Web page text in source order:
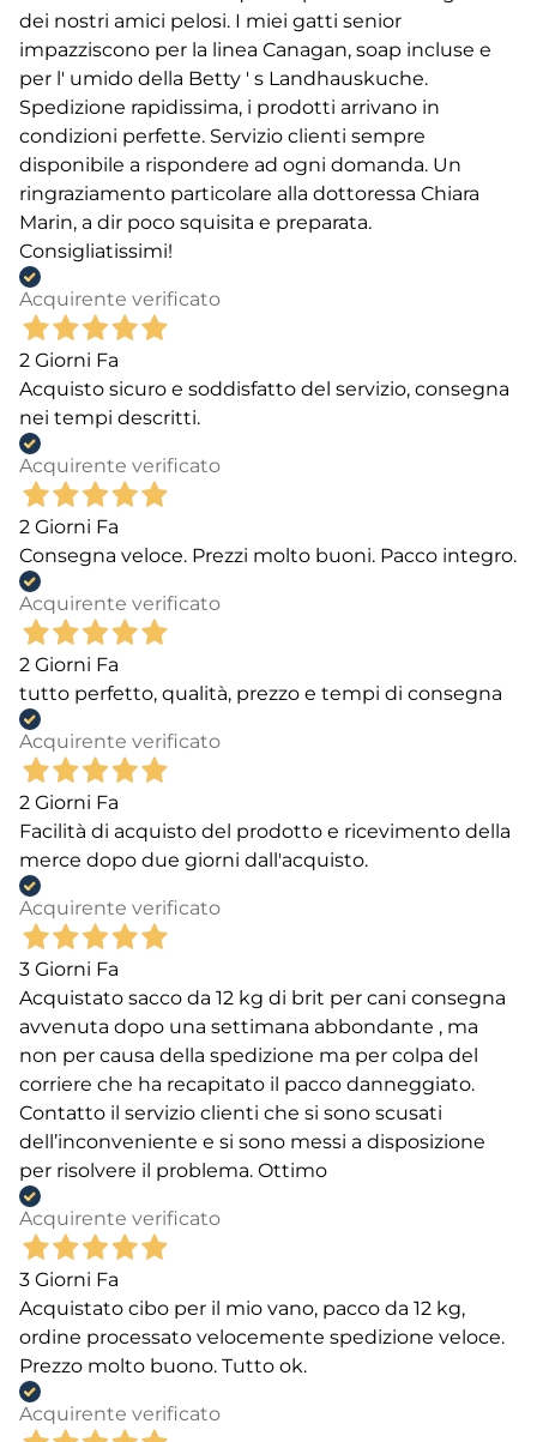
dei nostri amici pelosi. I miei gatti senior
impazziscono per la linea Canagan, soap incluse e
per l' umido della Betty ' s Landhauskuche.
Spedizione rapidissima, i prodotti arrivano in
condizioni perfette. Servizio clienti sempre
disponibile a rispondere ad ogni domanda. Un
ringraziamento particolare alla dottoressa Chiara
Marin, a dir poco squisita e preparata.
Consigliatissimi!
Acquirente verificato
2 Giorni Fa
Acquisto sicuro e soddisfatto del servizio, consegna
nei tempi descritti.
Acquirente verificato
2 Giorni Fa
Consegna veloce. Prezzi molto buoni. Pacco integro.
Acquirente verificato
2 Giorni Fa
tutto perfetto, qualità, prezzo e tempi di consegna
Acquirente verificato
2 Giorni Fa
Facilità di acquisto del prodotto e ricevimento della
merce dopo due giorni dall'acquisto.
Acquirente verificato
3 Giorni Fa
Acquistato sacco da 12 kg di brit per cani consegna
avvenuta dopo una settimana abbondante , ma
non per causa della spedizione ma per colpa del
corriere che ha recapitato il pacco danneggiato.
Contatto il servizio clienti che si sono scusati
dell’inconveniente e si sono messi a disposizione
per risolvere il problema. Ottimo
Acquirente verificato
3 Giorni Fa
Acquistato cibo per il mio vano, pacco da 12 kg,
ordine processato velocemente spedizione veloce.
Prezzo molto buono. Tutto ok.
Acquirente verificato